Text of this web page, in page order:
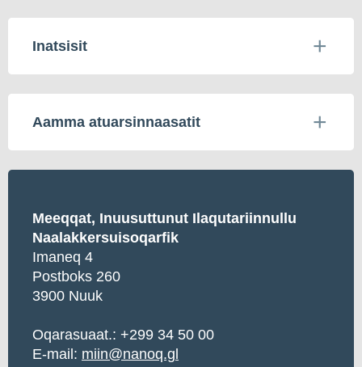
Inatsisit
Aamma atuarsinnaasatit
Meeqqat, Inuusuttunut Ilaqutariinnullu
Naalakkersuisoqarfik
Imaneq 4
Postboks 260
3900 Nuuk
Oqarasuaat.: +299 34 50 00
E-mail: miin@nanoq.gl